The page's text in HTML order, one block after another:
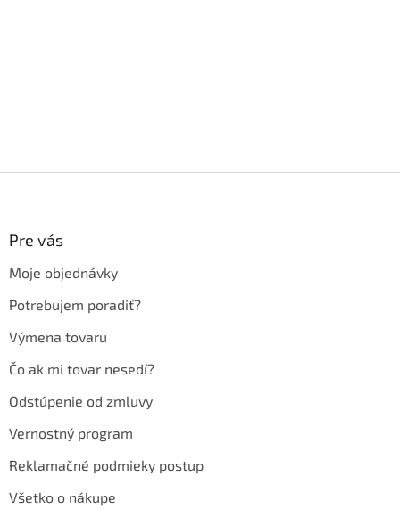
Pre vás
Moje objednávky
Potrebujem poradiť?
Výmena tovaru
Čo ak mi tovar nesedí?
Odstúpenie od zmluvy
Vernostný program
Reklamačné podmieky postup
Všetko o nákupe